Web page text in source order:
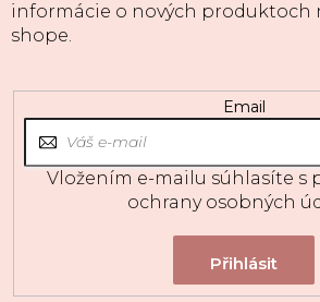
informácie o nových produktoch
shope.
Email
Vložením e-mailu súhlasíte s
ochrany osobných